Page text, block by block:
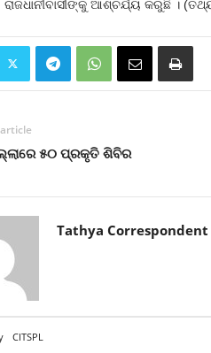
ରାଜଧାନୀବାସୀଙ୍କୁ ଆଶ୍ଚର୍ଯ୍ୟ କରୁଛି ।
୫୦ ପ୍ରକୃତି ଶିବିର
Tathya Correspondent
CITSPL